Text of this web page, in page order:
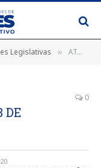
Legislativas » ATA DA 1ª SESSÃO EXTRAORDINÁRIA, DE 28 DE FEVEREIRO DE 2020
DE
0